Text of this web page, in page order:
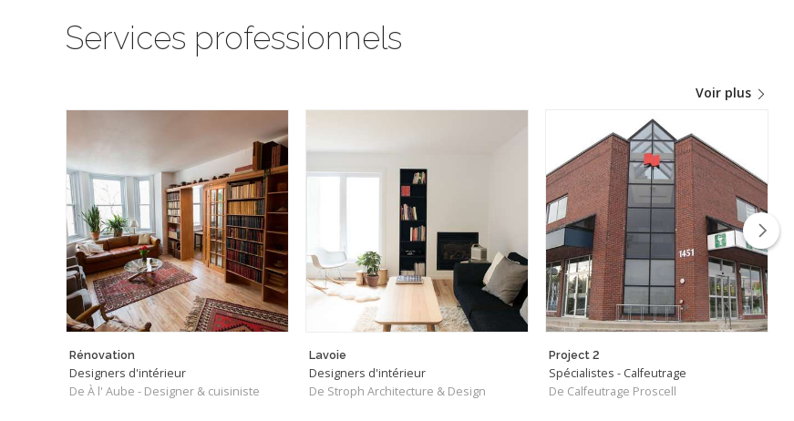
Services professionnels
Voir plus
Rénovation
Designers d'intérieur
De À l' Aube - Designer & cuisiniste
Lavoie
Designers d'intérieur
De Stroph Architecture & Design
Project 2
Spécialistes - Calfeutrage
De Calfeutrage Proscell